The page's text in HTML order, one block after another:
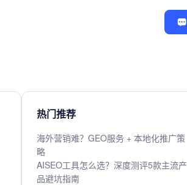
热门推荐
海外营销难？GEO服务 + 本地化推广策
略
AISEO工具怎么选？深度测评5款主流产
品避坑指南